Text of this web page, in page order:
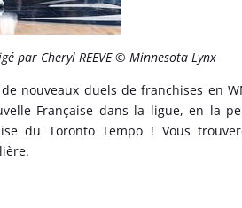
par Cheryl REEVE © Minnesota Lynx
nouveaux duels de franchises en
Française dans la ligue, en la
du Toronto Tempo ! Vous